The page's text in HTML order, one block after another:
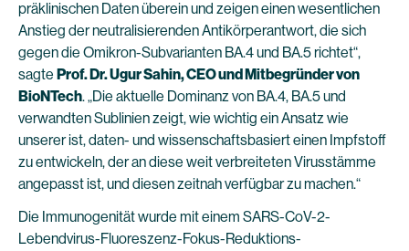
präklinischen Daten überein und zeigen einen wesentlichen
Anstieg der neutralisierenden Antikörperantwort, die sich
gegen die Omikron-Subvarianten BA.4 und BA.5 richtet“,
sagte Prof. Dr. Ugur Sahin, CEO und Mitbegründer von
BioNTech. „Die aktuelle Dominanz von BA.4, BA.5 und
verwandten Sublinien zeigt, wie wichtig ein Ansatz wie
unserer ist, daten- und wissenschaftsbasiert einen Impfstoff
zu entwickeln, der an diese weit verbreiteten Virusstämme
angepasst ist, und diesen zeitnah verfügbar zu machen.“
Die Immunogenität wurde mit einem SARS-CoV-2-
Lebendvirus-Fluoreszenz-Fokus-Reduktions-